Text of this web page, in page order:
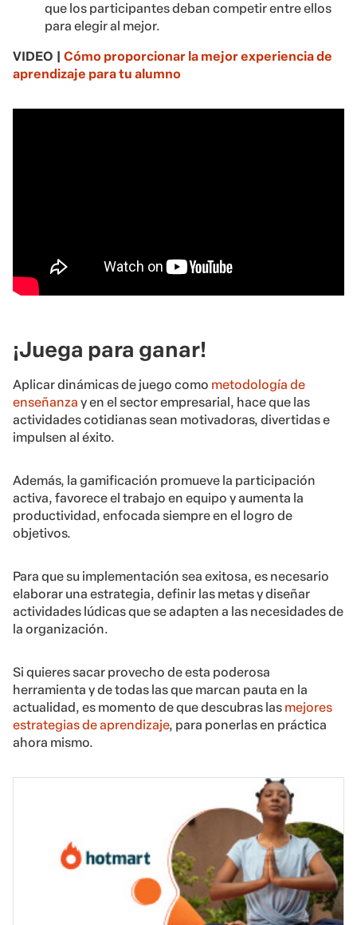
que los participantes deban competir entre ellos
para elegir al mejor.
VIDEO | Cómo proporcionar la mejor experiencia de
aprendizaje para tu alumno
¡Juega para ganar!
Aplicar dinámicas de juego como metodología de
enseñanza y en el sector empresarial, hace que las
actividades cotidianas sean motivadoras, divertidas e
impulsen al éxito.
Además, la gamificación promueve la participación
activa, favorece el trabajo en equipo y aumenta la
productividad, enfocada siempre en el logro de
objetivos.
Para que su implementación sea exitosa, es necesario
elaborar una estrategia, definir las metas y diseñar
actividades lúdicas que se adapten a las necesidades de
la organización.
Si quieres sacar provecho de esta poderosa
herramienta y de todas las que marcan pauta en la
actualidad, es momento de que descubras las mejores
estrategias de aprendizaje, para ponerlas en práctica
ahora mismo.